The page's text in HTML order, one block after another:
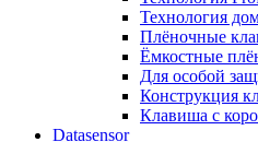
Технология
Плёночные
Ёмкостные
Для особой
Конструкция
Клавиша с
Datasensor